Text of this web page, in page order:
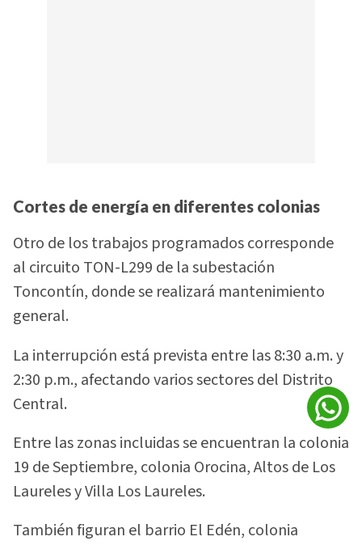
Cortes de energía en diferentes colonias
Otro de los trabajos programados corresponde
al circuito TON-L299 de la subestación
Toncontín, donde se realizará mantenimiento
general.
La interrupción está prevista entre las 8:30 a.m. y
2:30 p.m., afectando varios sectores del Distrito
Central.
Entre las zonas incluidas se encuentran la colonia
19 de Septiembre, colonia Orocina, Altos de Los
Laureles y Villa Los Laureles.
También figuran el barrio El Edén, colonia